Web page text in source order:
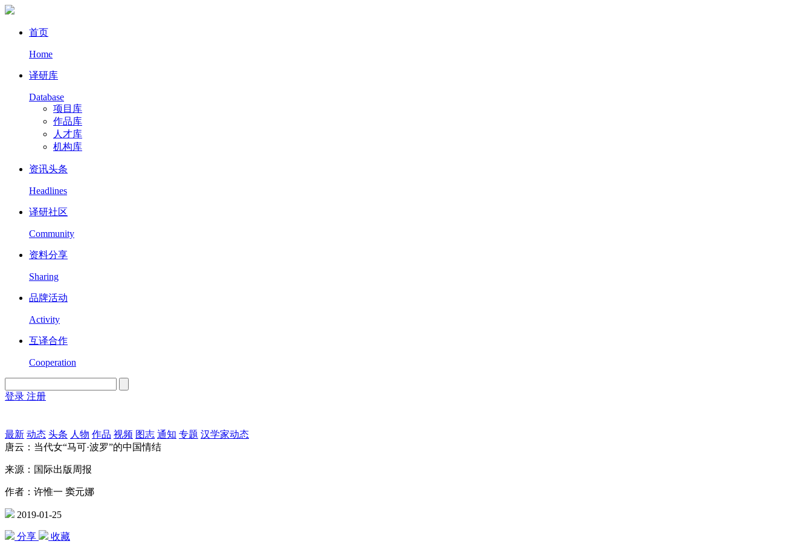
首页
Home
译研库
Database
项目库
作品库
人才库
机构库
资讯头条
Headlines
译研社区
Community
资料分享
Sharing
品牌活动
Activity
互译合作
Cooperation
登录 注册
最新 动态 头条 人物 作品 视频 图志 通知 专题 汉学家动态
唐云：当代女“马可·波罗”的中国情结
来源：国际出版周报
作者：许惟一 窦元娜
2019-01-25
分享 收藏